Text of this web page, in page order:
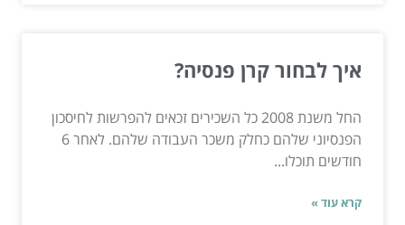
איך לבחור קרן פנסיה?
החל משנת 2008 כל השכירים זכאים להפרשות לחיסכון
הפנסיוני שלהם כחלק משכר העבודה שלהם. לאחר 6
חודשים תוכלו...
קרא עוד »